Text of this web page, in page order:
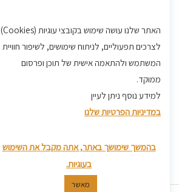
האתר שלנו עושה שימוש בקובצי עוגיות (Cookies)
לצרכים תפעוליים, לניתוח שימושים, לשיפור חוויית
המשתמש ולהתאמה אישית של תוכן ופרסום
ממוקד.
למידע נוסף ניתן לעיין
במדיניות הפרטיות שלנו
בהמשך שימושך באתר, אתה מקבל את השימוש
בעוגיות.
מאשר